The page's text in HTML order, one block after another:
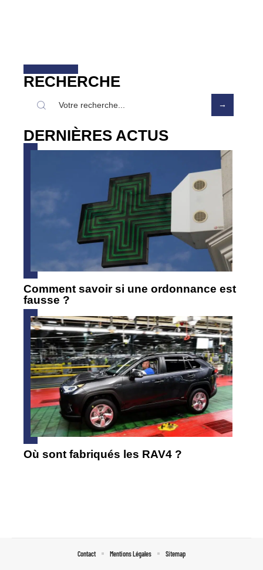
RECHERCHE
DERNIÈRES ACTUS
Comment savoir si une ordonnance est
fausse ?
Où sont fabriqués les RAV4 ?
Contact Mentions Légales Sitemap